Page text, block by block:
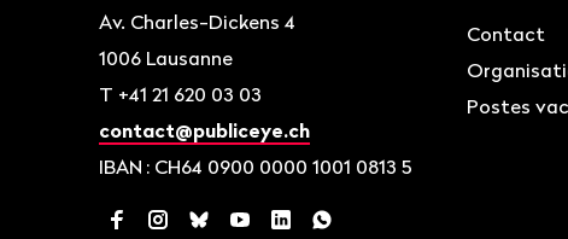
Av. Charles-Dickens 4
1006 Lausanne
T +41 21 620 03 03
contact@publiceye.ch
IBAN : CH64 0900 0000 1001 0813 5
FacebookInstagram
BlueskyYouTubeLinkedInWhatsApp
Contact
Postes